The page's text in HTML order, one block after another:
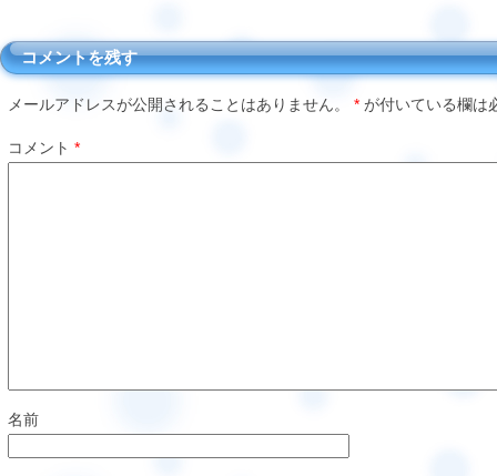
コメントを残す
メールアドレスが公開されることはありません。 * が付いている欄は
コメント *
名前